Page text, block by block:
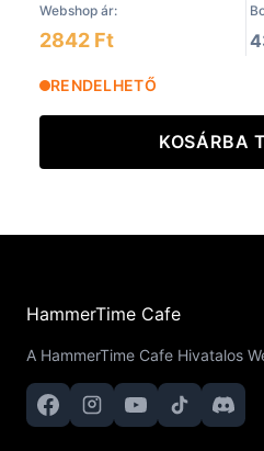
Webshop ár:
2842 Ft
RENDELHETŐ
KOSÁRBA
HammerTime Cafe
A HammerTime Cafe Hivatalos